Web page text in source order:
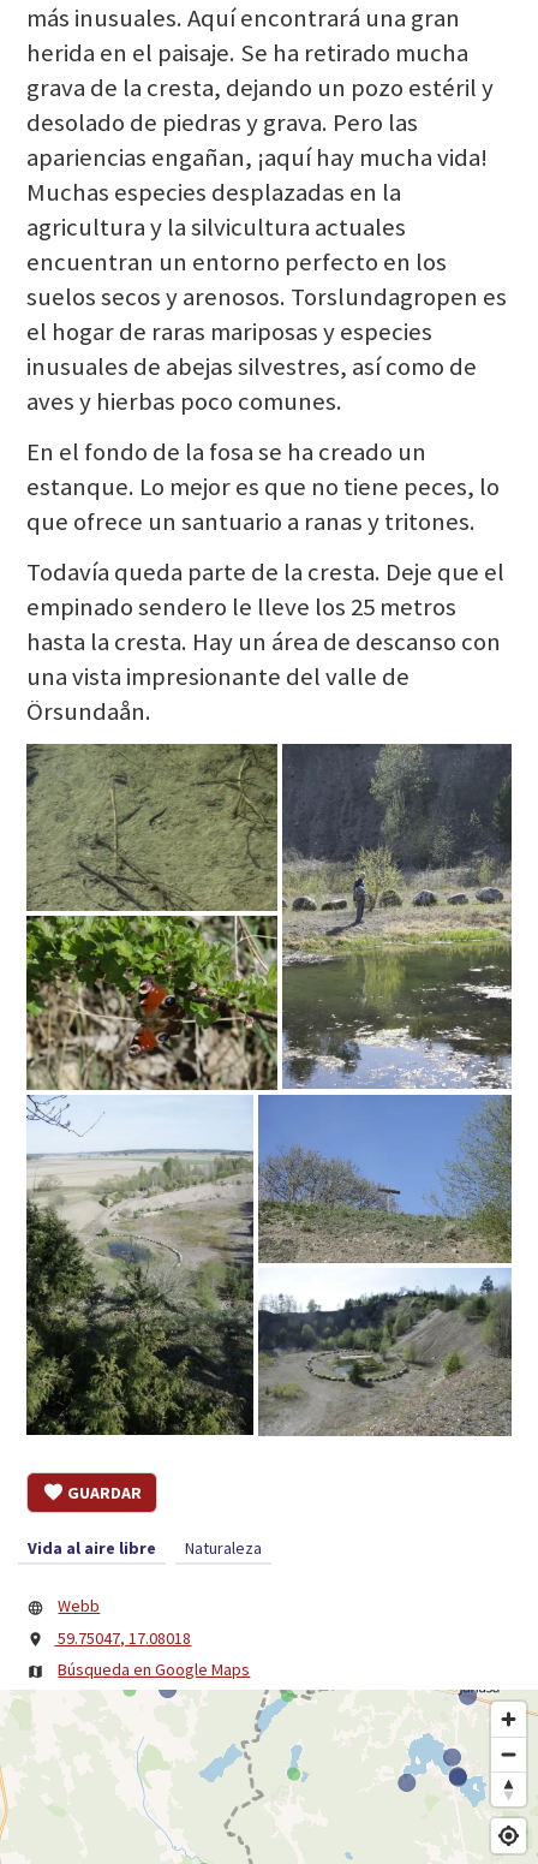
más inusuales. Aquí encontrará una gran
herida en el paisaje. Se ha retirado mucha
grava de la cresta, dejando un pozo estéril y
desolado de piedras y grava. Pero las
apariencias engañan, ¡aquí hay mucha vida!
Muchas especies desplazadas en la
agricultura y la silvicultura actuales
encuentran un entorno perfecto en los
suelos secos y arenosos. Torslundagropen es
el hogar de raras mariposas y especies
inusuales de abejas silvestres, así como de
aves y hierbas poco comunes.
En el fondo de la fosa se ha creado un
estanque. Lo mejor es que no tiene peces, lo
que ofrece un santuario a ranas y tritones.
Todavía queda parte de la cresta. Deje que el
empinado sendero le lleve los 25 metros
hasta la cresta. Hay un área de descanso con
una vista impresionante del valle de
Örsundaån.
GUARDAR
Vida al aire libre Naturaleza
Webb
59.75047, 17.08018
Búsqueda en Google Maps